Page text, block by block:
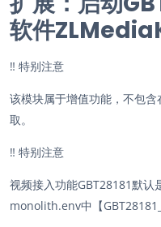
软件
‼️ 特别注意
该模块属于增值功能，不包
取。
‼️ 特别注意
视频接入功能GBT28181默认
monolith.env中【